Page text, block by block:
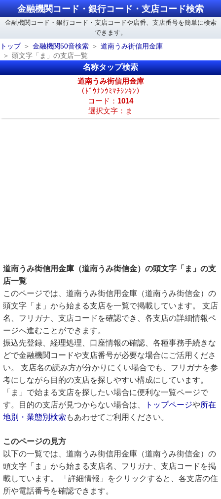
金融機関コード・銀行コード・支店コード検索
金融機関コード・銀行コード・支店コードや店番、支店番号を簡単に検索
できます。
トップ
金融機関50音検索
道南うみ街信用金庫
頭文字「ま」の支店一覧
名称タップ検索
道南うみ街信用金庫
（ﾄﾞｳﾅﾝｳﾐﾏﾁｼﾝｷﾝ）
コード： 1014
選択文字：ま
道南うみ街信用金庫（道南うみ街信金）の頭文字「ま」の支
店一覧
このページでは、道南うみ街信用金庫（道南うみ街信金）の
頭文字「ま」から始まる支店を一覧で掲載しています。 支店
名、フリガナ、支店コードを確認でき、各支店の詳細情報ペ
ージへ進むことができます。
振込先登録、経理処理、口座情報の確認、各種事務手続きな
どで金融機関コードや支店番号が必要な場合にご活用くださ
い。 支店名の読み方が分かりにくい場合でも、フリガナを参
考にしながら目的の支店を探しやすい構成にしています。
「ま」で始まる支店を探したい場合に便利な一覧ページで
す。目的の支店が見つからない場合は、
トップページや所在
地別・業態別検索 もあわせてご利用ください。
このページの見方
以下の一覧では、道南うみ街信用金庫（道南うみ街信金）の
頭文字「ま」から始まる支店名、フリガナ、支店コードを掲
載しています。 「詳細情報」をクリックすると、各支店の住
所や電話番号を確認できます。